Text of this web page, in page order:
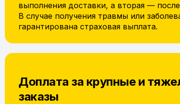
выполнения доставки, а вторая —
В случае получения травмы или
гарантирована страховая выплата.
Доплата за крупные и
заказы